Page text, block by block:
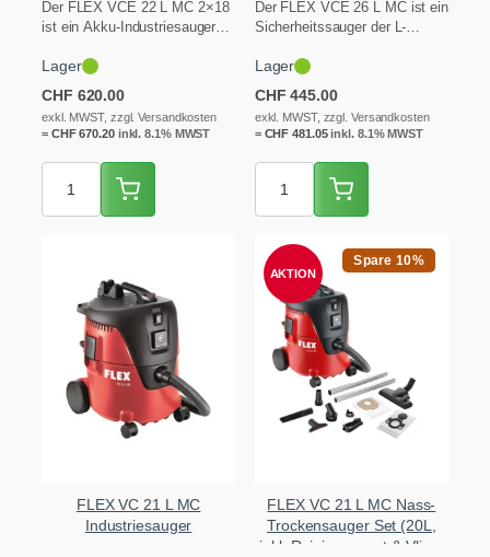
Der FLEX VCE 22 L MC 2×18
ist ein Akku-Industriesauger
Lager
CHF 620.00
exkl. MWST, zzgl. Versandkosten
= CHF670.20inkl. 8.1% MWST
Der FLEX VCE 26 L MC ist ein
Sicherheitssauger der L-
für…
Lager
CHF 445.00
exkl. MWST, zzgl. Versandkosten
= CHF 481.05inkl. 8.1% MWST
FLEX VC 21 L MC
Industriesauger
AKTION
FLEX VC 21 L MC Nass-
Trockensauger Set (20L,
inkl. Reinigungsset & Vlies-
Spare 10%